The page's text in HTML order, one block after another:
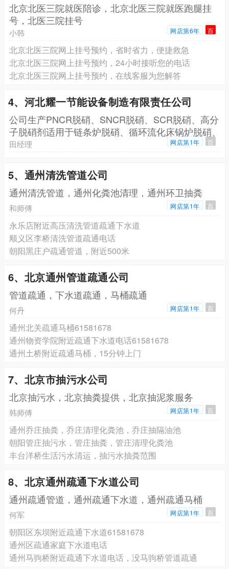
北京北医三院就医陪诊，北京北医三院就医跑腿挂
号，北医三院挂号
小韩 网店第6年 百
北京北医三院网上挂号预约，省时省力，便捷救急
北京北医三院网上挂号预约，24小时接听您的电话
北京北医三院网上挂号预约，在线客服为您解答
4、河北耀一节能设备制造有限责任公司
公司生产PNCR脱硝、SNCR脱硝、SCR脱硝、高分
子脱硝剂适用于链条炉脱硝、循环流化床锅炉脱硝、
生
田经理 网店第1年 百
5、通州清洗管道公司
通州清洗管道，通州化粪池清理，通州环卫抽粪
和师傅 网店第1年 百
永乐店附近高压清洗管道疏通下水道
顺义区李桥清洗管道疏通电话
朝阳黑庄户疏通管道，附近500米
6、北京通州管道疏通公司
管道疏通，下水道疏通，马桶疏通
何丹 网店第1年 百
通州北关疏通马桶61581678
通州物资学院附近疏通下水道电话61581678
通州土桥附近疏通马桶，15分钟上门
7、北京市抽污水公司
北京抽污水，北京抽粪提供，北京抽泥浆服务
韩师傅 网店第1年 百
通州乔庄抽粪，乔庄清理化粪池，乔庄抽隔油池
朝阳管庄抽污水，管庄抽粪，管庄清理化粪池
丰台洋桥生活污水清运，抽污水抽粪范围
8、北京通州疏通下水道公司
通州疏通管道，通州疏通下水道，通州疏通马桶
何军 网店第1年 百
朝阳区东坝附近疏通下水道61581678
通州区疏通家庭下水道电话
通州马驹桥附近疏通下水道电话，没马驹桥管道疏通